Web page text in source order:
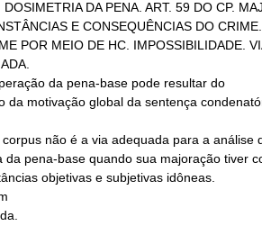
da pena-base pode resultar do